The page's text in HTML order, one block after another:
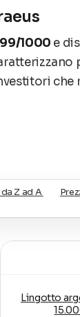
1000 e
che
Z ad A
Lingotto